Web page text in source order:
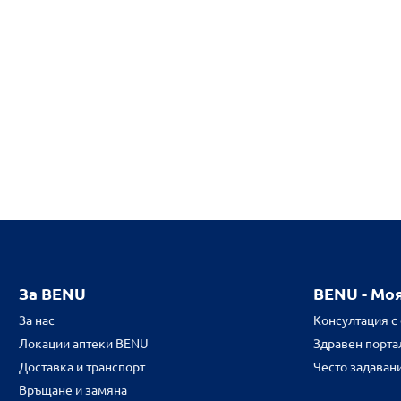
За BENU
За нас
Локации аптеки BENU
Доставка и транспорт
Връщане и замяна
BENU -
Консултация
Здравен
Често